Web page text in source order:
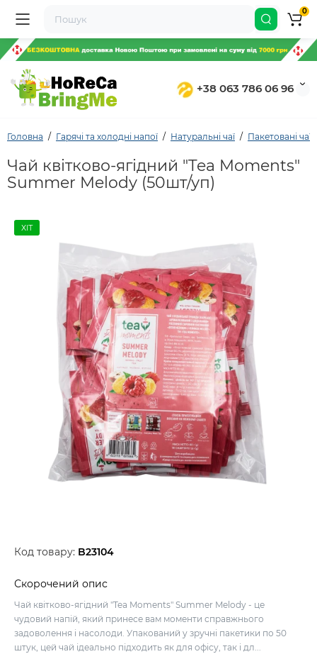
+38 063 786 06 96
0
Головна Гарячі та холодні напої Натуральні чаї Пакетовані чаї
Чай квітково-ягідний "Tea Moments"
Summer Melody (50шт/уп)
ХІТ
Код товару: B23104
Скорочений опис
Чай квітково-ягідний "Tea Moments" Summer Melody - це
чудовий напій, який принесе вам моменти справжнього
задоволення і насолоди. Упакований у зручні пакетики по 50
штук, цей чай ідеально підходить як для офісу, так і дл...